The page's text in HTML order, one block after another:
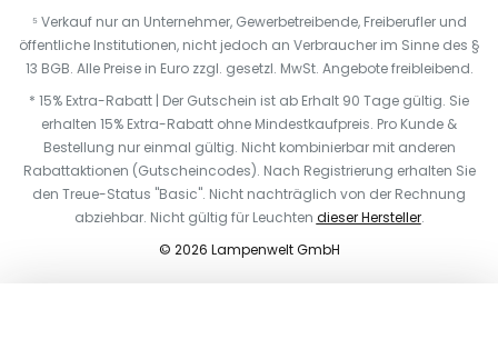
⁵ Verkauf nur an Unternehmer, Gewerbetreibende, Freiberufler und
öffentliche Institutionen, nicht jedoch an Verbraucher im Sinne des §
13 BGB. Alle Preise in Euro zzgl. gesetzl. MwSt. Angebote freibleibend.
* 15% Extra-Rabatt | Der Gutschein ist ab Erhalt 90 Tage gültig. Sie
erhalten 15% Extra-Rabatt ohne Mindestkaufpreis. Pro Kunde &
Bestellung nur einmal gültig. Nicht kombinierbar mit anderen
Rabattaktionen (Gutscheincodes). Nach Registrierung erhalten Sie
den Treue-Status "Basic". Nicht nachträglich von der Rechnung
abziehbar. Nicht gültig für Leuchten dieser Hersteller.
© 2026 Lampenwelt GmbH